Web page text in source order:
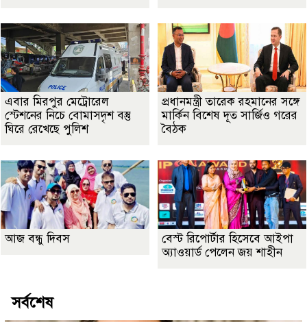
এবার মিরপুর মেট্রোরেল
স্টেশনের নিচে বোমাসদৃশ বস্তু
ঘিরে রেখেছে পুলিশ
প্রধানমন্ত্রী তারেক রহমানের সঙ্গে
মার্কিন বিশেষ দূত সার্জিও গরের
বৈঠক
আজ বন্ধু দিবস
বেস্ট রিপোর্টার হিসেবে আইপা
অ্যাওয়ার্ড পেলেন জয় শাহীন
সর্বশেষ